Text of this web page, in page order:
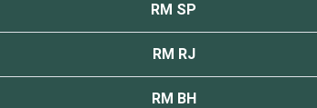
RM SP
RM RJ
RM BH